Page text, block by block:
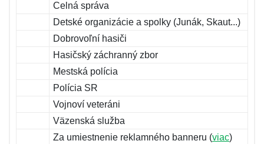
Celná správa
Detské organizácie a spolky (Junák, Skaut...)
Dobrovoľní hasiči
Hasičský záchranný zbor
Mestská polícia
Polícia SR
Vojnoví veteráni
Väzenská služba
Za umiestnenie reklamného banneru (viac)